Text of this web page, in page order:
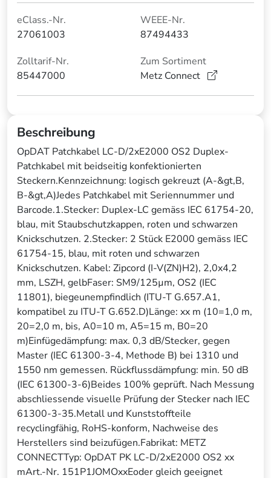
eClass.-Nr.
27061003
WEEE-Nr.
87494433
Zolltarif-Nr.
85447000
Zum Sortiment
Metz Connect
Beschreibung
OpDAT Patchkabel LC-D/2xE2000 OS2 Duplex-
Patchkabel mit beidseitig konfektionierten
Steckern.Kennzeichnung: logisch gekreuzt (A-&gt,B,
B-&gt,A)Jedes Patchkabel mit Seriennummer und
Barcode.1.Stecker: Duplex-LC gemäss IEC 61754-20,
blau, mit Staubschutzkappen, roten und schwarzen
Knickschutzen. 2.Stecker: 2 Stück E2000 gemäss IEC
61754-15, blau, mit roten und schwarzen
Knickschutzen. Kabel: Zipcord (I-V(ZN)H2), 2,0x4,2
mm, LSZH, gelbFaser: SM9/125µm, OS2 (IEC
11801), biegeunempfindlich (ITU-T G.657.A1,
kompatibel zu ITU-T G.652.D)Länge: xx m (10=1,0 m,
20=2,0 m, bis, A0=10 m, A5=15 m, B0=20
m)Einfügedämpfung: max. 0,3 dB/Stecker, gegen
Master (IEC 61300-3-4, Methode B) bei 1310 und
1550 nm gemessen. Rückflussdämpfung: min. 50 dB
(IEC 61300-3-6)Beides 100% geprüft. Nach Messung
abschliessende visuelle Prüfung der Stecker nach IEC
61300-3-35.Metall und Kunststoffteile
recyclingfähig, RoHS-konform, Nachweise des
Herstellers sind beizufügen.Fabrikat: METZ
CONNECTTyp: OpDAT PK LC-D/2xE2000 OS2 xx
mArt.-Nr. 151P1JOMOxxEoder gleich geeignet